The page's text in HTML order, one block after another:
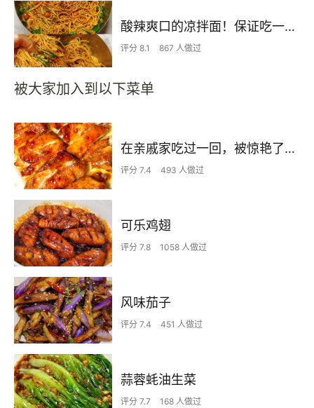
酸辣爽口的凉拌面！保证吃一次就上瘾
评分 8.1 867 人做过
被大家加入到以下菜单
在亲戚家吃过一回，被惊艳了…
评分 7.4 493 人做过
可乐鸡翅
评分 7.8 1058 人做过
风味茄子
评分 7.4 451 人做过
蒜蓉蚝油生菜
评分 7.7 168 人做过